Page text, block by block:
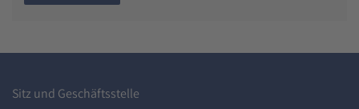
Sitz und Geschäftsstelle